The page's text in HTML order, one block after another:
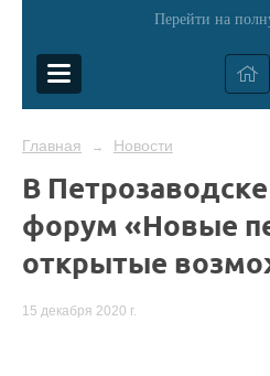
Перейти на
Главная → Новости
В
форум «Новые
открытые
15 декабря 2020 г.